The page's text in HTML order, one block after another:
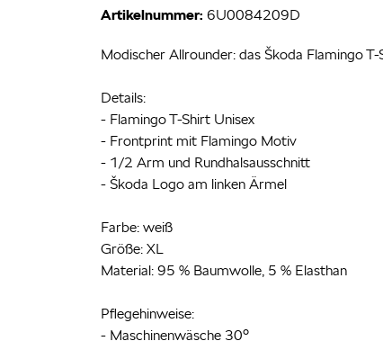
Artikelnummer: 6U0084209D
Modischer Allrounder: das Škoda Flamingo T-
Details:
- Flamingo T-Shirt Unisex
- Frontprint mit Flamingo Motiv
- 1/2 Arm und Rundhalsausschnitt
- Škoda Logo am linken Ärmel
Farbe: weiß
Größe: XL
Material: 95 % Baumwolle, 5 % Elasthan
Pflegehinweise:
- Maschinenwäsche 30°